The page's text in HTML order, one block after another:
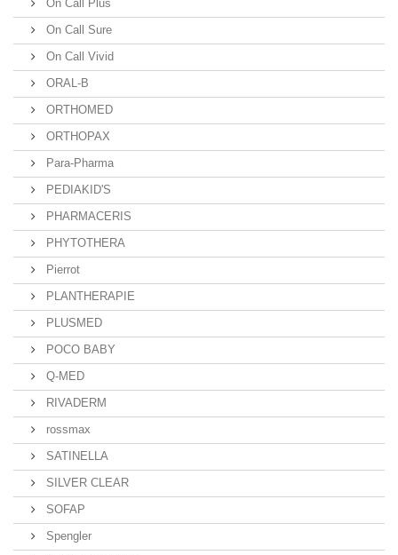
On Call Plus
On Call Sure
On Call Vivid
ORAL-B
ORTHOMED
ORTHOPAX
Para-Pharma
PEDIAKID'S
PHARMACERIS
PHYTOTHERA
Pierrot
PLANTHERAPIE
PLUSMED
POCO BABY
Q-MED
RIVADERM
rossmax
SATINELLA
SILVER CLEAR
SOFAP
Spengler